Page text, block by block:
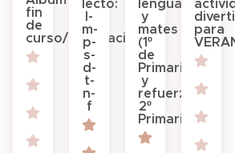
fin
de
curso/graduación
lecto:
l-
m-
p-
s-
d-
t-
n-
f
lengua
y
mates
(1º
de
Primaria
y
refuerzo
2º
Primaria)
para